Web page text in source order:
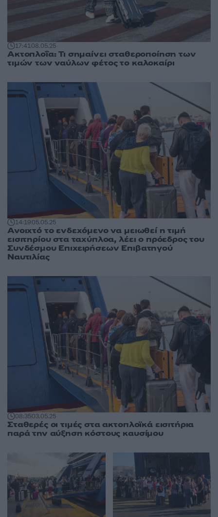
17:4108.05.25
Ακτοπλοΐα: Τι σημαίνει σταθεροποίηση των
τιμών των ναύλων φέτος το καλοκαίρι
14:1905.05.25
Ανοιχτό το ενδεχόμενο να μειωθεί η τιμή
εισιτηρίου στα ταχύπλοα, λέει ο πρόεδρος του
Συνδέσμου Επιχειρήσεων Επιβατηγού
Ναυτιλίας
08:3503.05.25
Σταθερές οι τιμές στα ακτοπλοϊκά εισιτήρια
παρά την αύξηση κόστους καυσίμου